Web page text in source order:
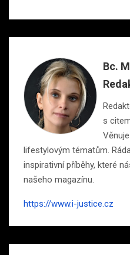
Bc.
s
lifestylovým tématům.
inspirativní příběhy, které
našeho magazínu.
https://www.i-justice.cz